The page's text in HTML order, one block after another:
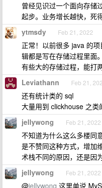
曾经见识过一个面向存储
起步。业务增长越快，死
ytmsdy Feb 21, 2022
正常！以前很多 java 的
辑都是写在存储过程里面
有些大的存储过程，能打
Leviathann Feb 21,
还有统计类的 sql
大量用到 clickhouse 之类
jellywong Feb 21, 2022
不知道为什么这么多楼同
是不赞同这种方式，增加
术栈不同的原因，还是因
jellywong Feb 21, 2022
@jellywong 这里单说